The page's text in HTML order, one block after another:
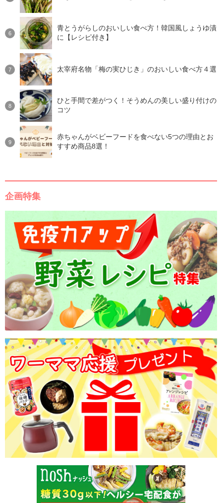
青とうがらしのおいしい食べ方！韓国風しょうゆ漬
に【レシピ付き】
太宰府名物「梅の実ひじき」のおいしい食べ方４選
ひと手間で差がつく！そうめんの美しい盛り付けの
コツ
赤ちゃんがベビーフードを食べない5つの理由とお
すすめ商品8選！
企画特集